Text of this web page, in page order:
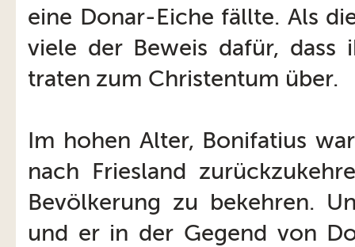
eine Donar-Eiche fällte. Als
viele der Beweis dafür,
traten zum Christentum über.
Im hohen Alter, Bonifatius
nach Friesland
Bevölkerung zu bekehren.
und er in der Gegend von